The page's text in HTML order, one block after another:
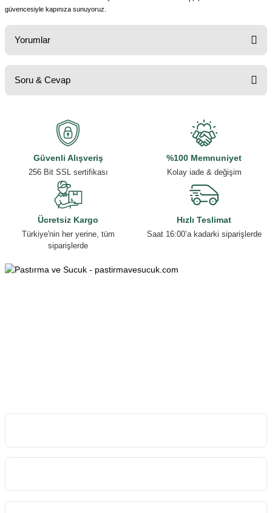
güvencesiyle kapınıza sunuyoruz.
Yorumlar
Soru & Cevap
Ürün hakkında henüz soru sorulmamış.
Güvenli Alışveriş
256 Bit SSL sertifikası
%100 Memnuniyet
Kolay iade & değişim
Ücretsiz Kargo
Türkiye'nin her yerine, tüm
siparişlerde
Hızlı Teslimat
Saat 16:00’a kadarki siparişlerde